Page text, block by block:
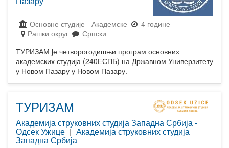
Основне студије - Академске
4 године
Рашки округ
Српски
ТУРИЗАМ jе четворогодишњи програм основних
академских студија (240ЕСПБ) на Државном Универзитету
у Новом Пазару у Новом Пазару.
ТУРИЗАМ
Академија струковних студија Западна Србија -
Одсек Ужице | Академија струковних студија
Западна Србија